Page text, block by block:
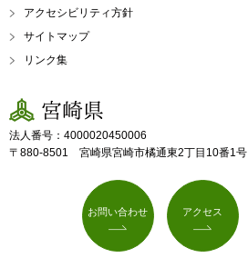
アクセシビリティ方針
サイトマップ
リンク集
宮崎県
法人番号：4000020450006
〒880-8501 宮崎県宮崎市橘通東2丁目10番1号
お問い合わせ アクセス